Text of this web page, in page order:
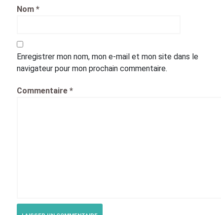
Nom *
Enregistrer mon nom, mon e-mail et mon site dans le
navigateur pour mon prochain commentaire.
Commentaire *